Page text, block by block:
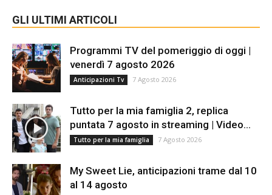
GLI ULTIMI ARTICOLI
Programmi TV del pomeriggio di oggi |
venerdì 7 agosto 2026
Anticipazioni Tv 7 Agosto 2026
Tutto per la mia famiglia 2, replica
puntata 7 agosto in streaming | Video...
Tutto per la mia famiglia 7 Agosto 2026
My Sweet Lie, anticipazioni trame dal 10
al 14 agosto